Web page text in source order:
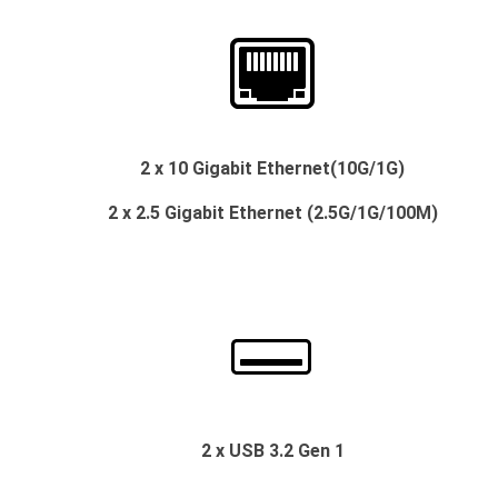
2 x 10 Gigabit Ethernet(10G/1G)
2 x 2.5 Gigabit Ethernet (2.5G/1G/100M)
2 x USB 3.2 Gen 1